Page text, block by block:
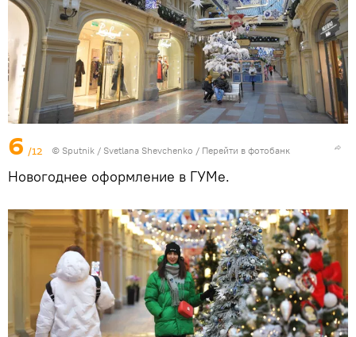
6 /12 © Sputnik / Svetlana Shevchenko / Перейти в фотобанк
Новогоднее оформление в ГУМе.